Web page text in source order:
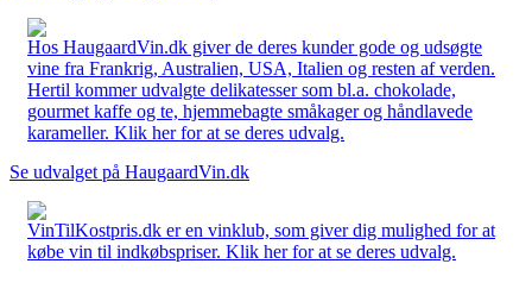
Hos HaugaardVin.dk giver de deres kunder gode og udsøgte
vine fra Frankrig, Australien, USA, Italien og resten af verden.
Hertil kommer udvalgte delikatesser som bl.a. chokolade,
gourmet kaffe og te, hjemmebagte småkager og håndlavede
karameller. Klik her for at se deres udvalg.
Se udvalget på HaugaardVin.dk
VinTilKostpris.dk er en vinklub, som giver dig mulighed for at
købe vin til indkøbspriser. Klik her for at se deres udvalg.